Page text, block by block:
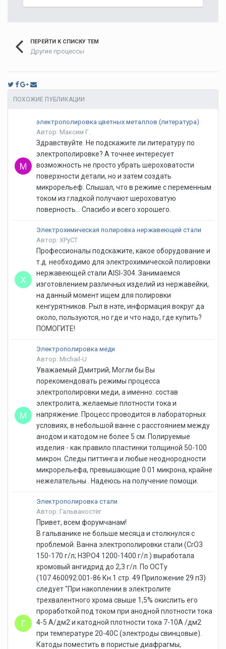
ПЕРЕЙТИ К СПИСКУ ТЕМ
Другие процессы
ПОХОЖИЕ ПУБЛИКАЦИИ
электрополировка цветных металлов (литература)
Автор: Максим Г.
Здравствуйте. Не подскажите ли литературу по
электрополировке? А точнее интересует
возможность не просто убрать шероховатости
поверхности детали, но и затем создать
микрорельеф. Слышал, что в режиме с переменным
током из гладкой получают шероховатую
поверность... Спасибо и всего хорошего.
Электрохимическая полировка нержавеющей стали
Автор: XPyCT
Профессионалы подскажите, какое оборудование и
т.д. необходимо для электрохимической полировки
нержавеющей стали AISI-304. Занимаемся
изготовлением различных изделий из нержавейки,
на данный момент ищем для полировки
кенгурятников. Рыл в нэте, информация вокруг да
около, пользуются, но где и что надо, где купить?
ПОМОГИТЕ!
Электрополировка меди
Автор: Michail-U
Уважаемый Дмитрий, Могли бы Вы
порекомендовать режимы процесса
электрополировки меди, а именно: состав
электролита, желаемые плотности тока и
напряжение. Процесс проводится в лабораторных
условиях, в небольшой ванне с расстоянием между
анодом и катодом не более 5 см. Полируемые
изделия - как правило пластинки толщиной 50-100
микрон. Следы питтинга и любые неоднородности
микрорельефа, превышающие 0.01 микрона, крайне
нежелательны . Надеюсь на получение помощи.
Электрополировка стали
Автор: Гальваностёг
Привет, всем форумчанам!
В гальванике не больше месяца и столкнулся с
проблемой. Ванна электрополировки стали (CrO3
150-170 г/л; H3PO4 1200-1400 г/л ) выработала
хромовый ангидрид до 2,3 г/л. По ОСТу
(107.460092.001-86 Кн.1 стр. 49 Приложение 29 п3)
следует "При накоплении в электролите
трехвалентного хрома свыше 1,5% окислить его
проработкой под током при анодной плотности тока
4-5 А/дм2 и катодной плотности тока 7-10А /дм2
при температуре 20-40С (электроды свинцовые).
Катоды поместить в пористые диафрагмы,